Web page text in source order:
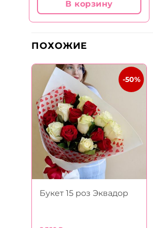
В корзину
ПОХОЖИЕ
-50%
Букет 15 роз Эквадор